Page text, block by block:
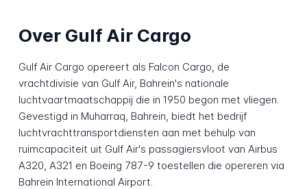
Over Gulf Air Cargo
Gulf Air Cargo opereert als Falcon Cargo, de
vrachtdivisie van Gulf Air, Bahrein's nationale
luchtvaartmaatschappij die in 1950 begon met vliegen.
Gevestigd in Muharraq, Bahrein, biedt het bedrijf
luchtvrachttransportdiensten aan met behulp van
ruimcapaciteit uit Gulf Air's passagiersvloot van Airbus
A320, A321 en Boeing 787-9 toestellen die opereren via
Bahrein International Airport.